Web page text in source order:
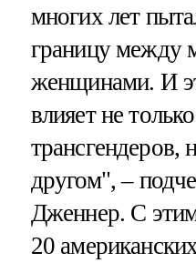
многих лет
границу между
женщинами. И
влияет не
трансгендеров,
другом", –
Дженнер. С
20